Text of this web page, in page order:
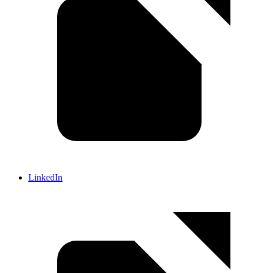
LinkedIn